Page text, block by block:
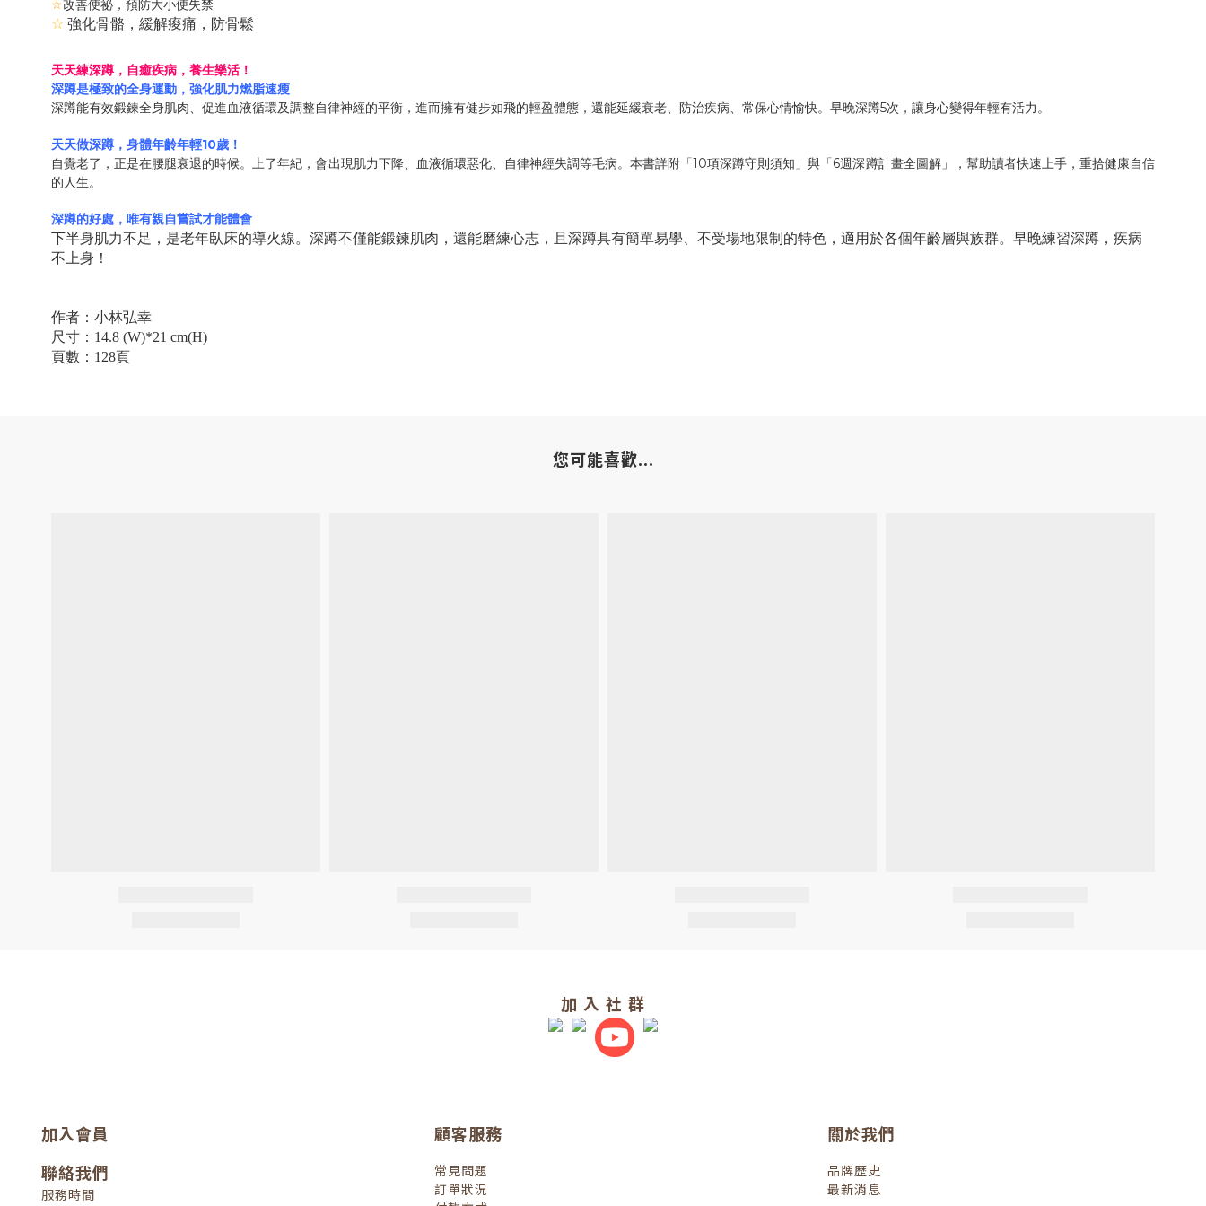
☆改善便祕，預防大小便失禁
☆ 強化骨骼， 緩解痠痛，防骨鬆
天天練深蹲，自癒疾病，養生樂活！
深蹲是極致的全身運動， 強化肌力燃脂速瘦
深蹲能有效鍛鍊全身肌肉、促進血液循環及調整自律神經的平衡，進而擁有健步如飛的輕盈體態，還能延緩衰老、防治疾病、常保心情愉快。早晚深蹲5次，讓身心變得年輕有活力。
天天做深蹲，身體年齡年輕10歲！
自覺老了，正是在腰腿衰退的時候。上了年紀，會出現肌力下降、血液循環惡化、自律神經失調等毛病。本書詳附「 10項深蹲守則須知」與「 6週深蹲計畫全圖解」，幫助讀者快速上手，重拾健康自信
的人生。
深蹲的好處，唯有親自嘗試才能體會
下半身肌力不足，是老年臥床的導火線。深蹲不僅能鍛鍊肌肉，還能磨練心志，且深蹲具有簡單易學、不受場地限制的特色，適用於各個年齡層與族群。早晚練習深蹲，疾病
不上身！
作者： 小林弘幸
尺寸： 14.8 (W)*21 cm(H)
頁數： 128頁
您可能喜歡...
加 入 社 群
加入會員
聯絡我們
服務時間
顧客服務
常見問題
訂單狀況
關於我們
品牌歷史
最新消息